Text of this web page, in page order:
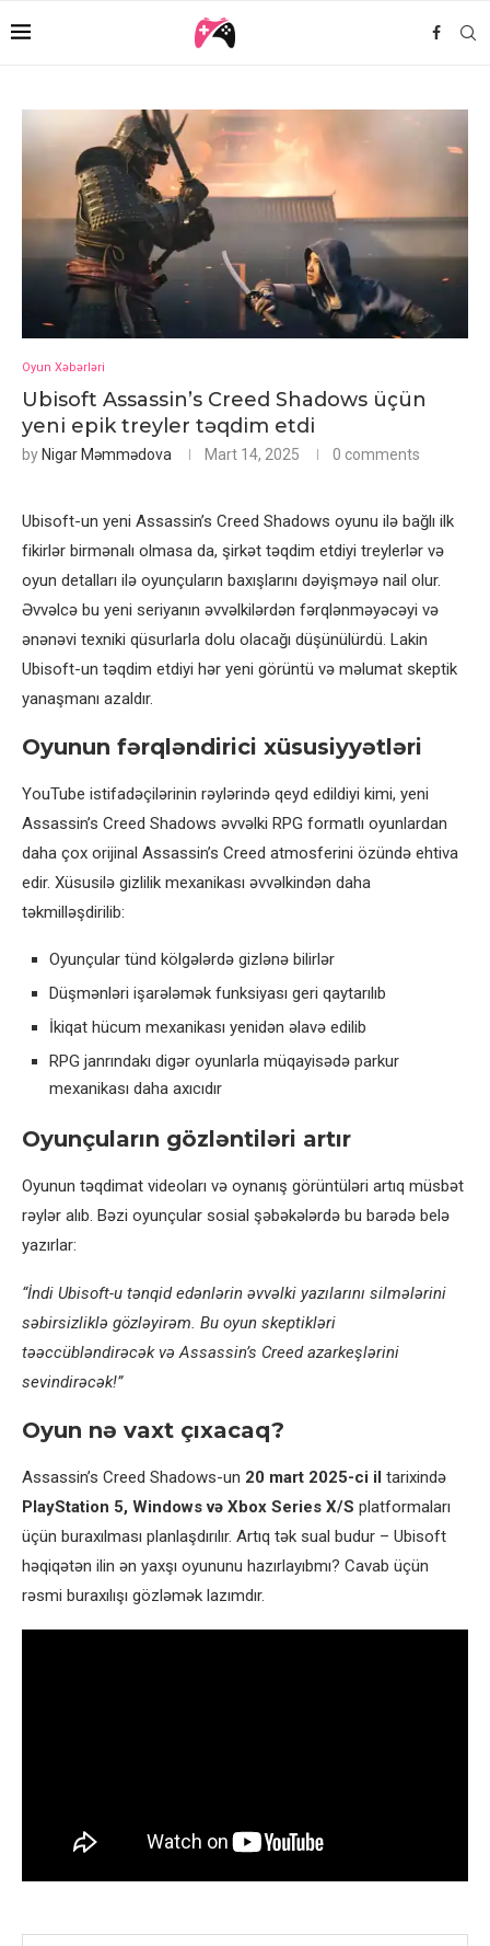
Oyun Xəbərləri
Ubisoft Assassin’s Creed Shadows üçün
yeni epik treyler təqdim etdi
by Nigar Məmmədova Mart 14, 2025 0 comments
Ubisoft-un yeni Assassin’s Creed Shadows oyunu ilə bağlı ilk
fikirlər birmənalı olmasa da, şirkət təqdim etdiyi treylerlər və
oyun detalları ilə oyunçuların baxışlarını dəyişməyə nail olur.
Əvvəlcə bu yeni seriyanın əvvəlkilərdən fərqlənməyəcəyi və
ənənəvi texniki qüsurlarla dolu olacağı düşünülürdü. Lakin
Ubisoft-un təqdim etdiyi hər yeni görüntü və məlumat skeptik
yanaşmanı azaldır.
Oyunun fərqləndirici xüsusiyyətləri
YouTube istifadəçilərinin rəylərində qeyd edildiyi kimi, yeni
Assassin’s Creed Shadows əvvəlki RPG formatlı oyunlardan
daha çox orijinal Assassin’s Creed atmosferini özündə ehtiva
edir. Xüsusilə gizlilik mexanikası əvvəlkindən daha
təkmilləşdirilib:
Oyunçular tünd kölgələrdə gizlənə bilirlər
Düşmənləri işarələmək funksiyası geri qaytarılıb
İkiqat hücum mexanikası yenidən əlavə edilib
RPG janrındakı digər oyunlarla müqayisədə parkur
mexanikası daha axıcıdır
Oyunçuların gözləntiləri artır
Oyunun təqdimat videoları və oynanış görüntüləri artıq müsbət
rəylər alıb. Bəzi oyunçular sosial şəbəkələrdə bu barədə belə
yazırlar:
“İndi Ubisoft-u tənqid edənlərin əvvəlki yazılarını silmələrini
səbirsizliklə gözləyirəm. Bu oyun skeptikləri
təəccübləndirəcək və Assassin’s Creed azarkeşlərini
sevindirəcək!”
Oyun nə vaxt çıxacaq?
Assassin’s Creed Shadows-un 20 mart 2025-ci il tarixində
PlayStation 5, Windows və Xbox Series X/S platformaları
üçün buraxılması planlaşdırılır. Artıq tək sual budur – Ubisoft
həqiqətən ilin ən yaxşı oyununu hazırlayıbmı? Cavab üçün
rəsmi buraxılışı gözləmək lazımdır.